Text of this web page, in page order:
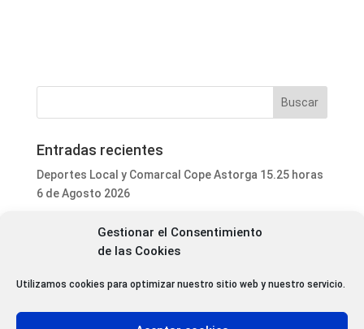
Gestionar el Consentimiento
de las Cookies
Utilizamos cookies para optimizar nuestro sitio web y nuestro servicio.
Entradas recientes
Deportes Local y Comarcal Cope Astorga 15.25 horas
6 de Agosto 2026
Luis Fernández Terrón dona 1.020 euros a la